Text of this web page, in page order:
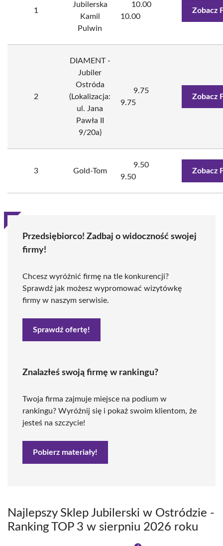
1
Jubilerska
Kamil
Pulwin
10.00
10.00
Zobacz
2
DIAMENT -
Jubiler
Ostróda
(Lokalizacja:
ul. Jana
Pawła II
9/20a)
9.75
9.75
Zobacz
3 Gold-Tom
9.50
9.50
Zobacz
Przedsiębiorco! Zadbaj o widoczność swojej
firmy!
Chcesz wyróżnić firmę na tle konkurencji?
Sprawdź jak możesz wypromować wizytówkę
firmy w naszym serwisie.
Sprawdź ofertę!
Znalazłeś swoją firmę w rankingu?
Twoja firma zajmuje miejsce na podium w
rankingu? Wyróżnij się i pokaż swoim klientom, że
jesteś na szczycie!
Pobierz materiały!
Najlepszy Sklep Jubilerski w Ostródzie -
Ranking TOP 3 w sierpniu 2026 roku